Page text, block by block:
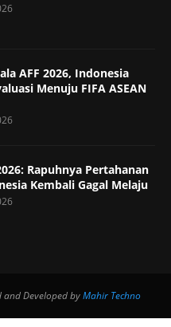
AFF 2026, Indonesia
Menuju FIFA ASEAN
Rapuhnya Pertahanan
Kembali Gagal Melaju
and Developed byMahir Techno